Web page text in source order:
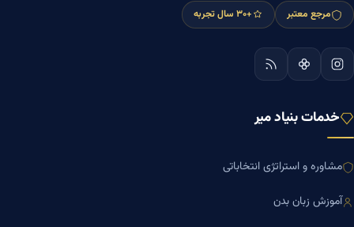
مرجع معتبر +۳۰ سال تجربه
خدمات بنیاد میر
مشاوره و استراتژی انتخاباتی
آموزش زبان بدن